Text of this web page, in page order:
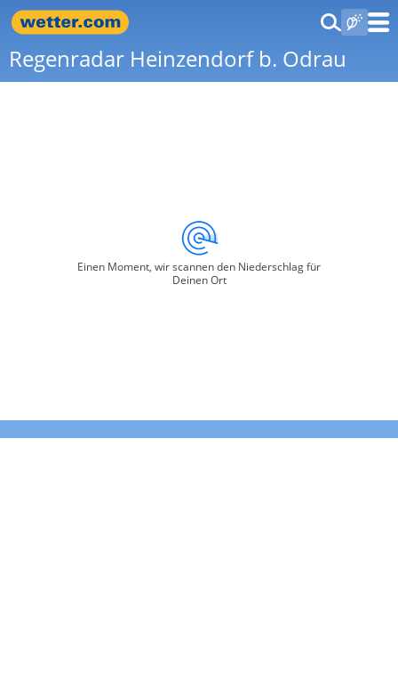
Regenradar Heinzendorf b. Odrau
Einen Moment, wir scannen den Niederschlag für
Deinen Ort